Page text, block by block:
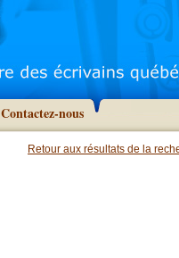
Contactez-nous
Retour aux résultats de la